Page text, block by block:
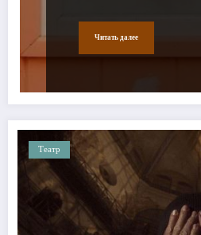
Читать далее
Театр